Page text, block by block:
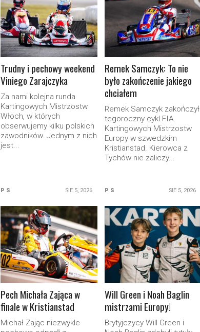
READ MORE
Trudny i pechowy weekend
Viniego Zarajczyka
Za nami kolejna runda
Kartingowych Mistrzostw
Włoch, w których
obserwujemy kilku polskich
zawodników. Jednym z nich
jest...
P S SIE 5, 2026
READ MORE
Remek Samczyk: To nie
było zakończenie jakiego
chciałem
Remek Samczyk zakończył
tegoroczny cykl FIA
Kartingowych Mistrzostw
Europy w szwedzkim
Kristianstad. Kierowca z
Tychów nie zaliczy...
P S SIE 5, 2026
READ MORE
Pech Michała Zająca w
finale w Kristianstad
Michał Zając niezwykle
READ MORE
Will Green i Noah Baglin
mistrzami Europy!
Brytyjczycy Will Green i